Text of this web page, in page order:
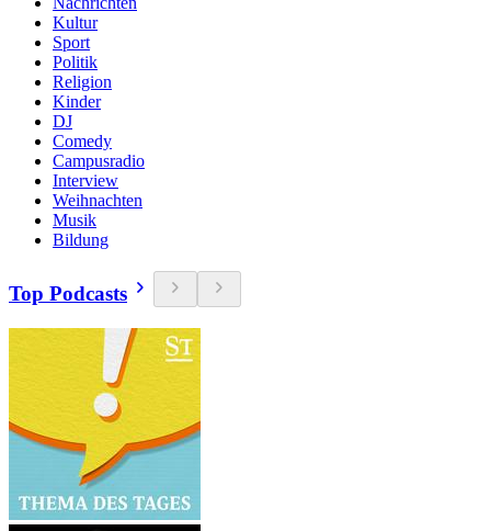
Kultur
Sport
Politik
Religion
Kinder
DJ
Comedy
Campusradio
Interview
Weihnachten
Musik
Bildung
Top Podcasts